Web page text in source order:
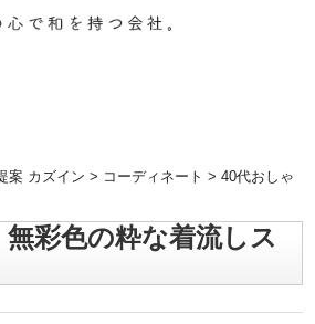
案 カズイン > コーディネート >40代おしゃ
無彩色の粋な着流しス